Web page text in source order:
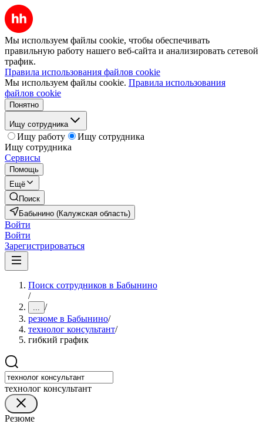
Мы используем файлы cookie, чтобы обеспечивать
правильную работу нашего веб-сайта и анализировать сетевой
трафик.
Правила использования файлов cookie
Мы используем файлы cookie. Правила использования
файлов cookie
Понятно
Ищу сотрудника
Ищу работу
Ищу сотрудника
Ищу сотрудника
Сервисы
Помощь
Ещё
Поиск
Бабынино (Калужская область)
Войти
Войти
Зарегистрироваться
Поиск сотрудников в Бабынино
/
... /
резюме в Бабынино/
технолог консультант/
гибкий график
технолог консультант
Резюме